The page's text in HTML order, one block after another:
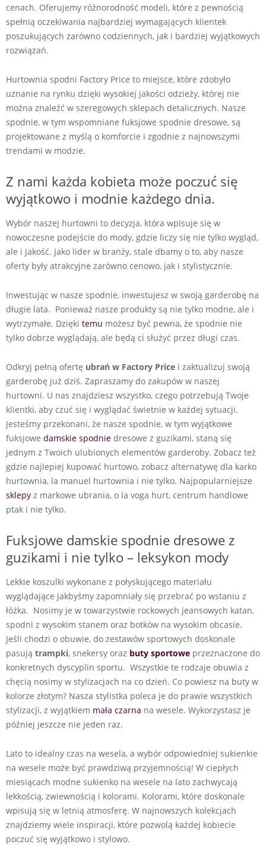
cenach. Oferujemy różnorodność modeli, które z pewnością
spełnią oczekiwania najbardziej wymagających klientek
poszukujących zarówno codziennych, jak i bardziej wyjątkowych
rozwiązań.
Hurtownia spodni Factory Price to miejsce, które zdobyło
uznanie na rynku dzięki wysokiej jakości odzieży, której nie
można znaleźć w szeregowych sklepach detalicznych. Nasze
spodnie, w tym wspomniane fuksjowe spodnie dresowe, są
projektowane z myślą o komforcie i zgodnie z najnowszymi
trendami w modzie.
Z nami każda kobieta może poczuć się
wyjątkowo i modnie każdego dnia.
Wybór naszej hurtowni to decyzja, która wpisuje się w
nowoczesne podejście do mody, gdzie liczy się nie tylko wygląd,
ale i jakość. Jako lider w branży, stale dbamy o to, aby nasze
oferty były atrakcyjne zarówno cenowo, jak i stylistycznie.
Inwestując w nasze spodnie, inwestujesz w swoją garderobę na
długie lata. Ponieważ nasze produkty są nie tylko modne, ale i
wytrzymałe. Dzięki temu możesz być pewna, że spodnie nie
tylko dobrze wyglądają, ale będą ci służyć przez długi czas.
Odkryj pełną ofertę ubrań w Factory Price i zaktualizuj swoją
garderobę już dziś. Zapraszamy do zakupów w naszej
hurtowni. U nas znajdziesz wszystko, czego potrzebują Twoje
klientki, aby czuć się i wyglądać świetnie w każdej sytuacji.
Jesteśmy przekonani, że nasze spodnie, w tym wyjątkowe
fuksjowe damskie spodnie dresowe z guzikami, staną się
jednym z Twoich ulubionych elementów garderoby. Zobacz też
gdzie najlepiej kupować hurtowo, zobacz alternatywę dla karko
hurtownia, la manuel hurtownia i nie tylko. Najpopularniejsze
sklepy z markowe ubrania, o la voga hurt, centrum handlowe
ptak i nie tylko.
Fuksjowe damskie spodnie dresowe z
guzikami i nie tylko – leksykon mody
Lekkie koszulki wykonane z połyskującego materiału
wyglądające jakbyśmy zapomniały się przebrać po wstaniu z
łóżka. Nosimy je w towarzystwie rockowych jeansowych katan,
spodni z wysokim stanem oraz botków na wysokim obcasie.
Jeśli chodzi o obuwie, do zestawów sportowych doskonale
pasują trampki, snekersy oraz buty sportowe przeznaczone do
konkretnych dyscyplin sportu. Wszystkie te rodzaje obuwia z
chęcią nosimy w stylizacjach na co dzień. Co powiesz na buty w
kolorze złotym? Nasza stylistka poleca je do prawie wszystkich
stylizacji, z wyjątkiem mała czarna na wesele. Wykorzystasz je
później jeszcze nie jeden raz.
Lato to idealny czas na wesela, a wybór odpowiedniej sukienkie
na wesele może być prawdziwą przyjemnością! W ciepłych
miesiącach modne sukienko na wesele na lato zachwycają
lekkością, zwiewnością i kolorami. Kolorami, które doskonale
wpisują się w letnią atmosferę. W najnowszych kolekcjach
znajdziemy wiele inspiracji, które pozwolą każdej kobiecie
poczuć się wyjątkowo i stylowo.